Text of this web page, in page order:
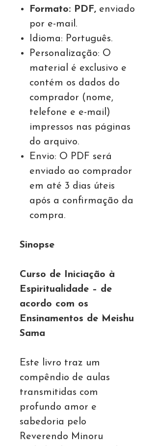
Formato: PDF, enviado
por e-mail.
Idioma: Português.
Personalização: O
material é exclusivo e
contém os dados do
comprador (nome,
telefone e e-mail)
impressos nas páginas
do arquivo.
Envio: O PDF será
enviado ao comprador
em até 3 dias úteis
após a confirmação da
compra.
Sinopse
Curso de Iniciação à
Espiritualidade – de
acordo com os
Ensinamentos de Meishu
Sama
Este livro traz um
compêndio de aulas
transmitidas com
profundo amor e
sabedoria pelo
Reverendo Minoru